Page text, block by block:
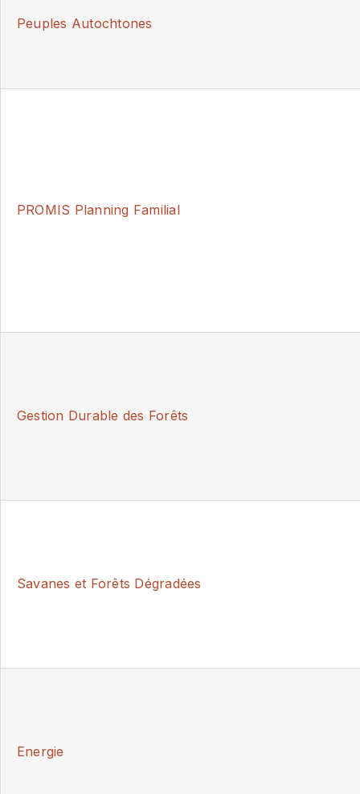
Peuples Autochtones
PROMIS Planning Familial
Gestion Durable des Forêts
Savanes et Forêts Dégradées
Energie